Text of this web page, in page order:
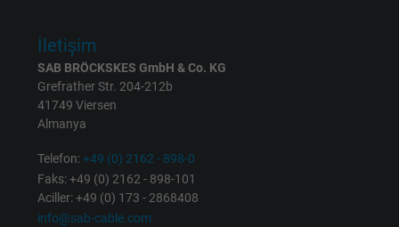
İletişim
SAB BRÖCKSKES GmbH & Co. KG
Grefrather Str. 204-212b
41749 Viersen
Almanya
Telefon:+49 (0) 2162 - 898-0
Faks: +49 (0) 2162 - 898-101
Aciller: +49 (0) 173 - 2868408
info@sab-cable.com